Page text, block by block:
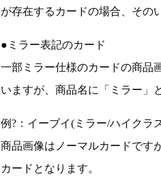
が存在するカードの場合、その
●ミラー表記のカード
一部ミラー仕様のカードの商品
いますが、商品名に「ミラー」
例?：イーブイ(ミラー/ハイクラ
商品画像はノーマルカードです
カードとなります。